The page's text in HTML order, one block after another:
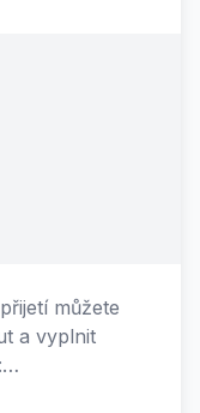
můžete
a vyplnit